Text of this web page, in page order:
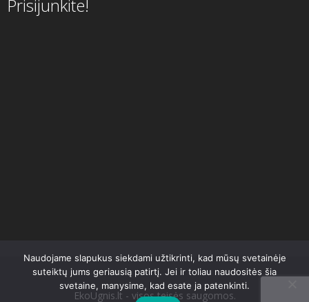
Prisijunkite!
EkoUgnis.lt - visos teisės saugomos.
Naudojame slapukus siekdami užtikrinti, kad mūsų svetainėje
suteiktų jums geriausią patirtį. Jei ir toliau naudositės šia
svetaine, manysime, kad esate ja patenkinti.